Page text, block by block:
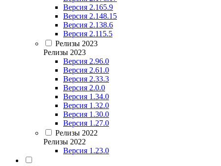
Версия 2.165.9
Версия 2.148.15
Версия 2.138.6
Версия 2.115.5
Релизы 2023
Релизы 2023
Версия 2.96.0
Версия 2.61.0
Версия 2.33.3
Версия 2.0.0
Версия 1.34.0
Версия 1.32.0
Версия 1.30.0
Версия 1.27.0
Релизы 2022
Релизы 2022
Версия 1.23.0